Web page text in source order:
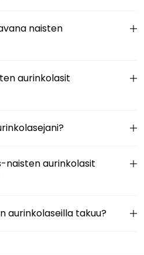
naisten
aurinkolasit
naisten aurinkolasit
aurinkolaseilla takuu?